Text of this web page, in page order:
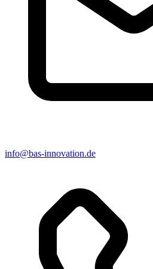
info@bas-innovation.de